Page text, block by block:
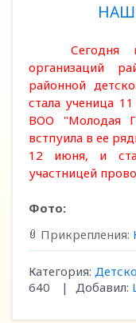
Сегодня на
организаций
районной
стала ученица
ВОО "Молодая
встпуила в ее
12 июня, и
участницей
Фото:
Прикрепления:
Категория:
640
| Добавил: